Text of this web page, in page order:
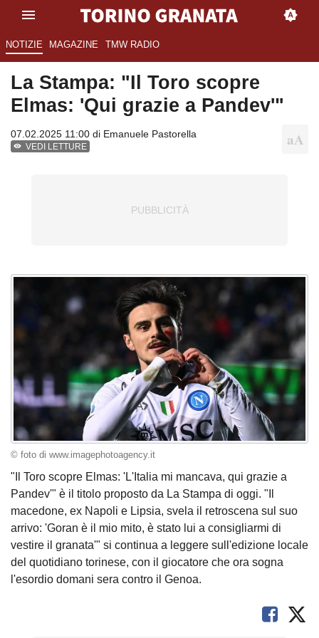
NOTIZIE MAGAZINE TMW RADIO
La Stampa: "Il Toro scopre
Elmas: 'Qui grazie a Pandev'"
07.02.2025 11:00 di Emanuele Pastorella
VEDI LETTURE
© foto di www.imagephotoagency.it
"Il Toro scopre Elmas: 'L'Italia mi mancava, qui grazie a
Pandev'" è il titolo proposto da La Stampa di oggi. "Il
macedone, ex Napoli e Lipsia, svela il retroscena sul suo
arrivo: 'Goran è il mio mito, è stato lui a consigliarmi di
vestire il granata'" si continua a leggere sull'edizione locale
del quotidiano torinese, con il giocatore che ora sogna
l'esordio domani sera contro il Genoa.